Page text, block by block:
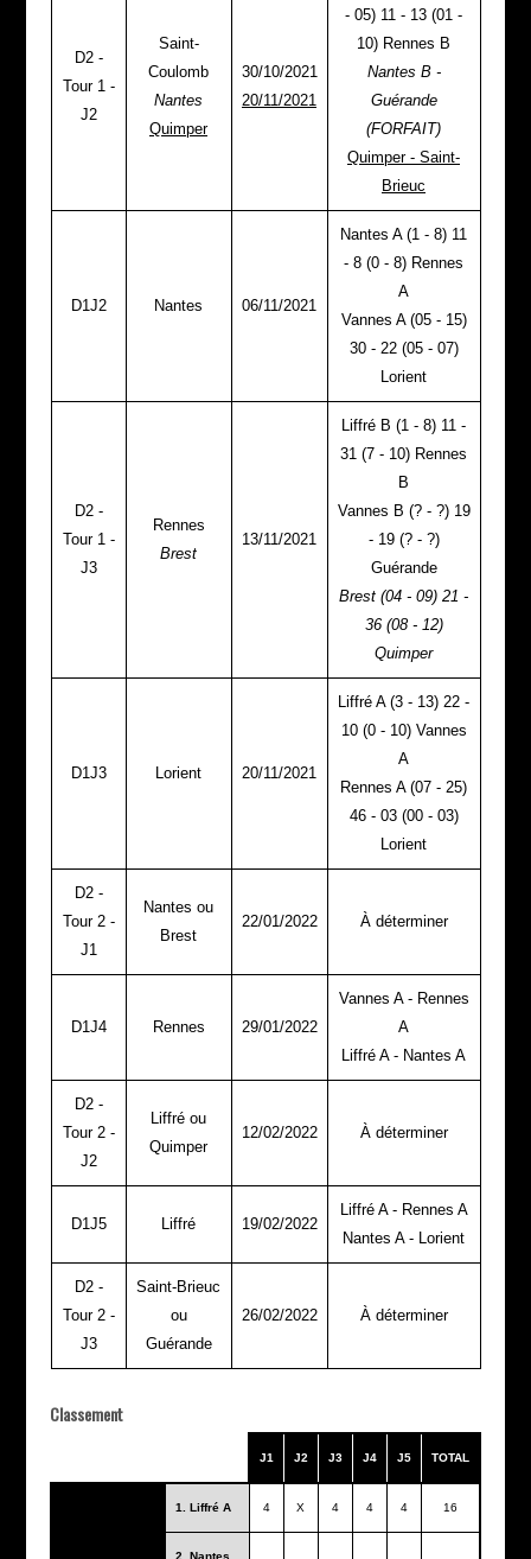
D2 -
Tour 1 -
J2
Saint-
Coulomb
Nantes
Quimper
30/10/2021
20/11/2021
- 05) 11 - 13 (01 -
10) Rennes B
Nantes B -
Guérande
(FORFAIT)
Quimper - Saint-
Brieuc
D1J2 Nantes 06/11/2021
Nantes A (1 - 8) 11
- 8 (0 - 8) Rennes
A
Vannes A (05 - 15)
30 - 22 (05 - 07)
Lorient
D2 -
Tour 1 -
J3
Rennes
Brest
13/11/2021
Liffré B (1 - 8) 11 -
31 (7 - 10) Rennes
B
Vannes B (? - ?) 19
- 19 (? - ?)
Guérande
Brest (04 - 09) 21 -
36 (08 - 12)
Quimper
D1J3 Lorient 20/11/2021
Liffré A (3 - 13) 22 -
10 (0 - 10) Vannes
A
Rennes A (07 - 25)
46 - 03 (00 - 03)
Lorient
D2 -
Tour 2 -
J1
Nantes ou
Brest
22/01/2022 À déterminer
D1J4 Rennes 29/01/2022
Vannes A - Rennes
A
Liffré A - Nantes A
D2 -
Tour 2 -
J2
Liffré ou
Quimper
12/02/2022 À déterminer
D1J5 Liffré 19/02/2022
Liffré A - Rennes A
Nantes A - Lorient
D2 -
Tour 2 -
J3
Saint-Brieuc
ou
Guérande
26/02/2022 À déterminer
Classement
J1 J2 J3 J4 J5 TOTAL
1. Liffré A 4 X 4 4 4 16
2. Nantes